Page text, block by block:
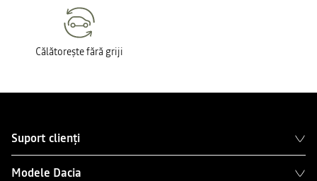
Călătorește fără griji
Suport clienți
Modele Dacia